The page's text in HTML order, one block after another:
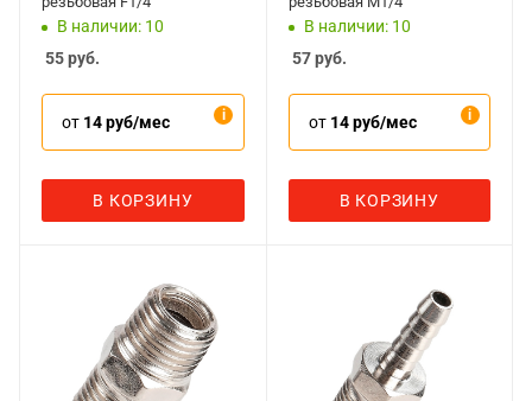
В наличии: 10
55руб.
от 14 руб/мес
В КОРЗИНУ
В наличии: 10
57руб.
от 14 руб/мес
В КОРЗИНУ